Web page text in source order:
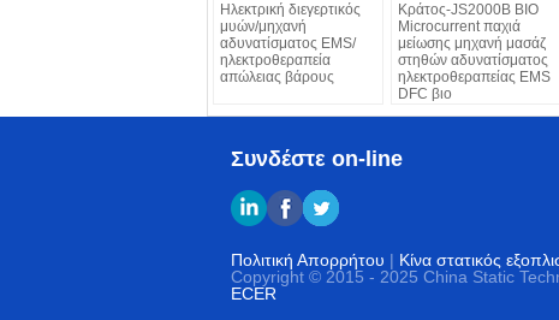
Ηλεκτρική διεγερτικός
μυών/μηχανή
αδυνατίσματος EMS/
ηλεκτροθεραπεία
απώλειας βάρους
Κράτος-JS2000B ΒΙΟ
Microcurrent παχιά
μείωσης μηχανή μασάζ
στηθών αδυνατίσματος
ηλεκτροθεραπείας EMS
DFC βιο
Συνδέστε on-line
Πολιτική Απορρήτου | Κίνα στατικός
Copyright © 2015 - 2025 China Static
ECER